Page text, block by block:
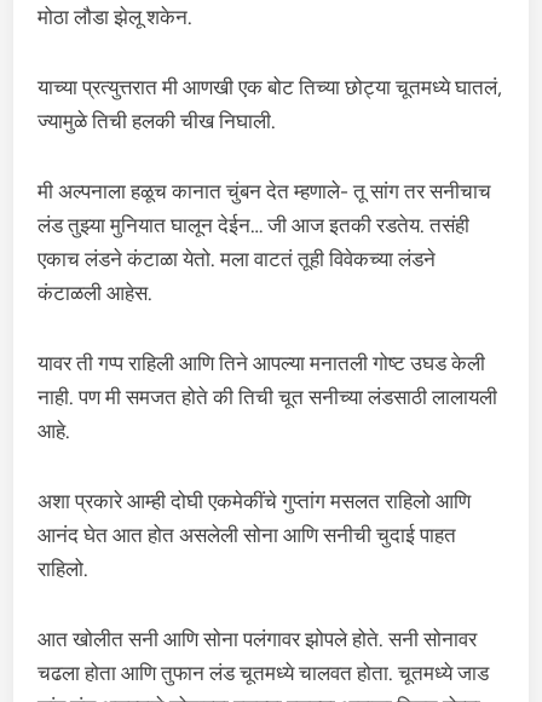
मोठा लौडा झेलू शकेन.
याच्या प्रत्युत्तरात मी आणखी एक बोट तिच्या छोट्या चूतमध्ये घातलं,
ज्यामुळे तिची हलकी चीख निघाली.
मी अल्पनाला हळूच कानात चुंबन देत म्हणाले- तू सांग तर सनीचाच
लंड तुझ्या मुनियात घालून देईन… जी आज इतकी रडतेय. तसंही
एकाच लंडने कंटाळा येतो. मला वाटतं तूही विवेकच्या लंडने
कंटाळली आहेस.
यावर ती गप्प राहिली आणि तिने आपल्या मनातली गोष्ट उघड केली
नाही. पण मी समजत होते की तिची चूत सनीच्या लंडसाठी लालायली
आहे.
अशा प्रकारे आम्ही दोघी एकमेकींचे गुप्तांग मसलत राहिलो आणि
आनंद घेत आत होत असलेली सोना आणि सनीची चुदाई पाहत
राहिलो.
आत खोलीत सनी आणि सोना पलंगावर झोपले होते. सनी सोनावर
चढला होता आणि तुफान लंड चूतमध्ये चालवत होता. चूतमध्ये जाड